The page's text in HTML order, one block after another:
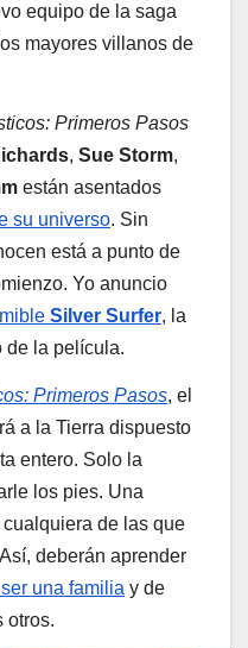
equipo de la saga
mayores villanos de
Primeros Pasos
, Sue Storm,
están asentados
su universo. Sin
está a punto de
Yo anuncio
Silver Surfer, la
de la película.
Primeros Pasos, el
a la Tierra dispuesto
entero. Solo la
los pies. Una
de las que
deberán aprender
una familia y de
otros.